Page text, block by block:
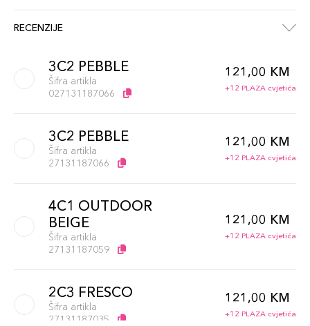
RECENZIJE
3C2 PEBBLE
Šifra artikla
027131187066
121,00 KM
+12 PLAZA cvjetića
3C2 PEBBLE
Šifra artikla
27131187066
121,00 KM
+12 PLAZA cvjetića
4C1 OUTDOOR
BEIGE
Šifra artikla
27131187059
121,00 KM
+12 PLAZA cvjetića
2C3 FRESCO
Šifra artikla
27131187035
121,00 KM
+12 PLAZA cvjetića